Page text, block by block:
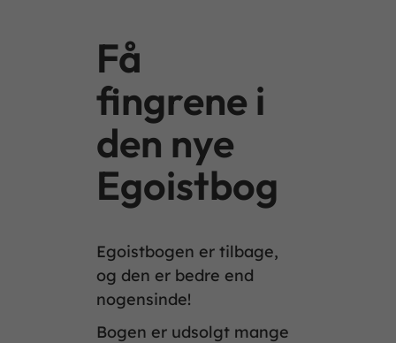
Få
fingrene i
den nye
Egoistbog
Egoistbogen er tilbage,
og den er bedre end
nogensinde!
Bogen er udsolgt mange